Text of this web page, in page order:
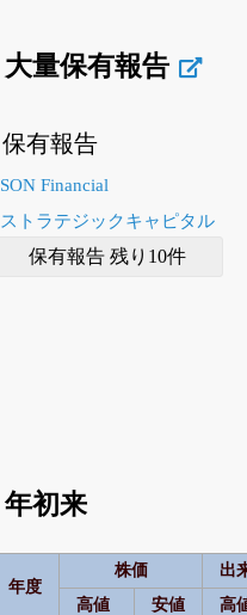
大量保有報告
保有報告
SON Financial
ストラテジックキャピタル
保有報告 残り10件
年初来
年度
株価 出
高値
安値 高